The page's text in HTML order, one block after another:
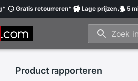
* Gratisretourneren* Lageprijzen 5
Product rapporteren